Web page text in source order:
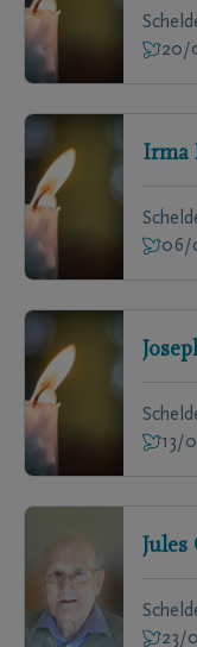
20/
Irma
06/
13/
Jules
23/